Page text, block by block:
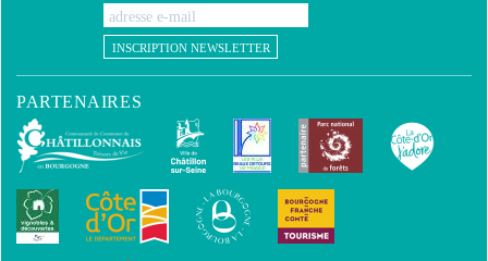
INSCRIPTION NEWSLETTER
PARTENAIRES